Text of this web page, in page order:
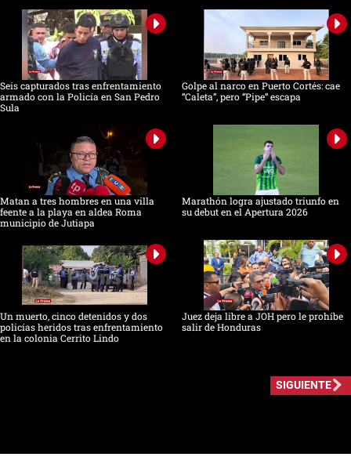
Seis capturados tras enfrentamiento
armado con la Policía en San Pedro
Sula
Golpe al narco en Puerto Cortés: cae
“Caleta”, pero “Pipe” escapa
Matan a tres hombres en una villa
feente a la playa en aldea Roma
municipio de Jutiapa
Marathón logra ajustado triunfo en
su debut en el Apertura 2026
Un muerto, cinco detenidos y dos
policías heridos tras enfrentamiento
en la colonia Cerrito Lindo
Juez deja libre a JOH pero le prohíbe
salir de Honduras
SIGUIENTE